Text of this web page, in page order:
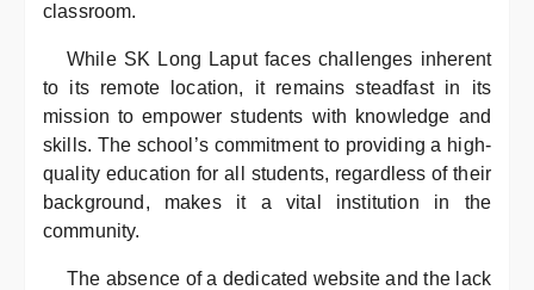
classroom.
While SK Long Laput faces challenges inherent
to its remote location, it remains steadfast in its
mission to empower students with knowledge and
skills. The school’s commitment to providing a high-
quality education for all students, regardless of their
background, makes it a vital institution in the
community.
The absence of a dedicated website and the lack